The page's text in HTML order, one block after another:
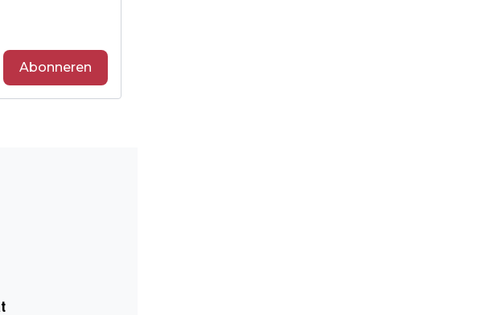
Abonneren